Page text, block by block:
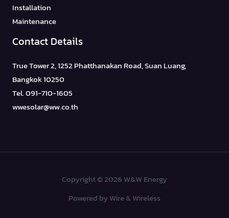
Installation
Maintenance
Contact Details
True Tower 2, 1252 Phatthanakan Road, Suan Luang,
Bangkok 10250
Tel. 091-710-1605
wwesolar@ww.co.th
Copyright © 2026 W&W Energy
Powered by Wire & Wireless